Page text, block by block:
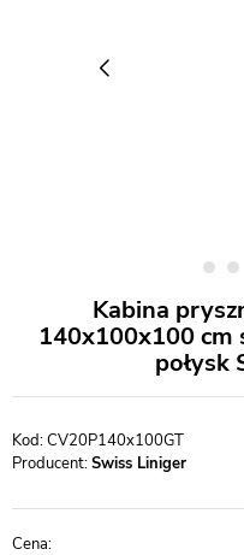
Kabina
140x100x100 cm
połysk
CV20P140x100GT
Producent:Swiss Liniger